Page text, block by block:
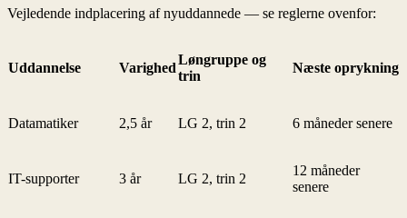
Vejledende indplacering af nyuddannede — se reglerne ovenfor:
Uddannelse Varighed
Løngruppe og
trin
Næste oprykning
Datamatiker 2,5 år LG 2, trin 2 6 måneder senere
IT-supporter 3 år LG 2, trin 2
12 måneder
senere